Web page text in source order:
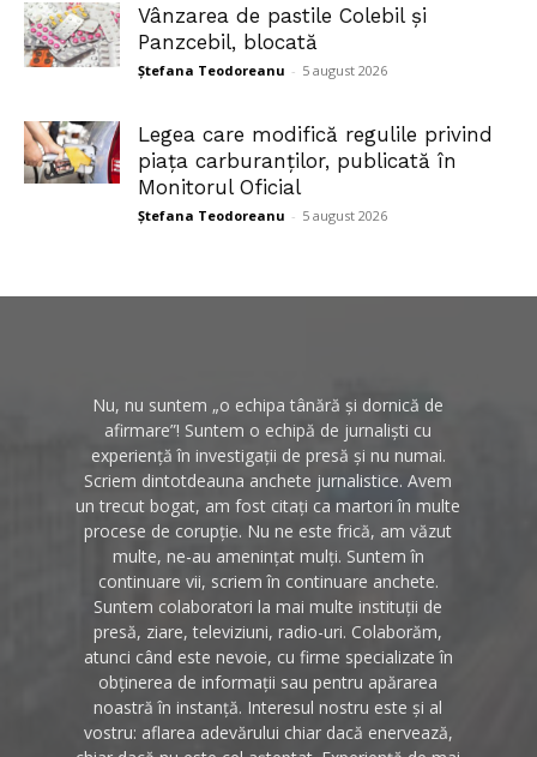
Vânzarea de pastile Colebil și
Panzcebil, blocată
Ștefana Teodoreanu - 5 august 2026
Legea care modifică regulile privind
piața carburanților, publicată în
Monitorul Oficial
Ștefana Teodoreanu - 5 august 2026
Nu, nu suntem „o echipa tânără și dornică de
afirmare”! Suntem o echipă de jurnaliști cu
experiență în investigații de presă și nu numai.
Scriem dintotdeauna anchete jurnalistice. Avem
un trecut bogat, am fost citați ca martori în multe
procese de corupție. Nu ne este frică, am văzut
multe, ne-au amenințat mulți. Suntem în
continuare vii, scriem în continuare anchete.
Suntem colaboratori la mai multe instituții de
presă, ziare, televiziuni, radio-uri. Colaborăm,
atunci când este nevoie, cu firme specializate în
obținerea de informații sau pentru apărarea
noastră în instanță. Interesul nostru este și al
vostru: aflarea adevărului chiar dacă enervează,